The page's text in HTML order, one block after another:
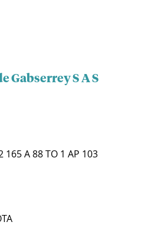
Gabserrey S A S
165 A 88 TO 1 AP 103